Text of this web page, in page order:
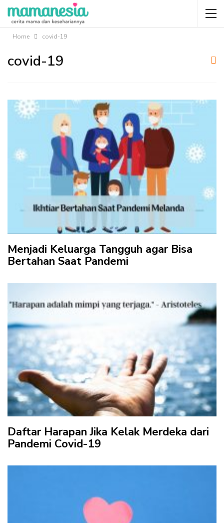
Home covid-19
covid-19
Menjadi Keluarga Tangguh agar Bisa
Bertahan Saat Pandemi
Daftar Harapan Jika Kelak Merdeka dari
Pandemi Covid-19